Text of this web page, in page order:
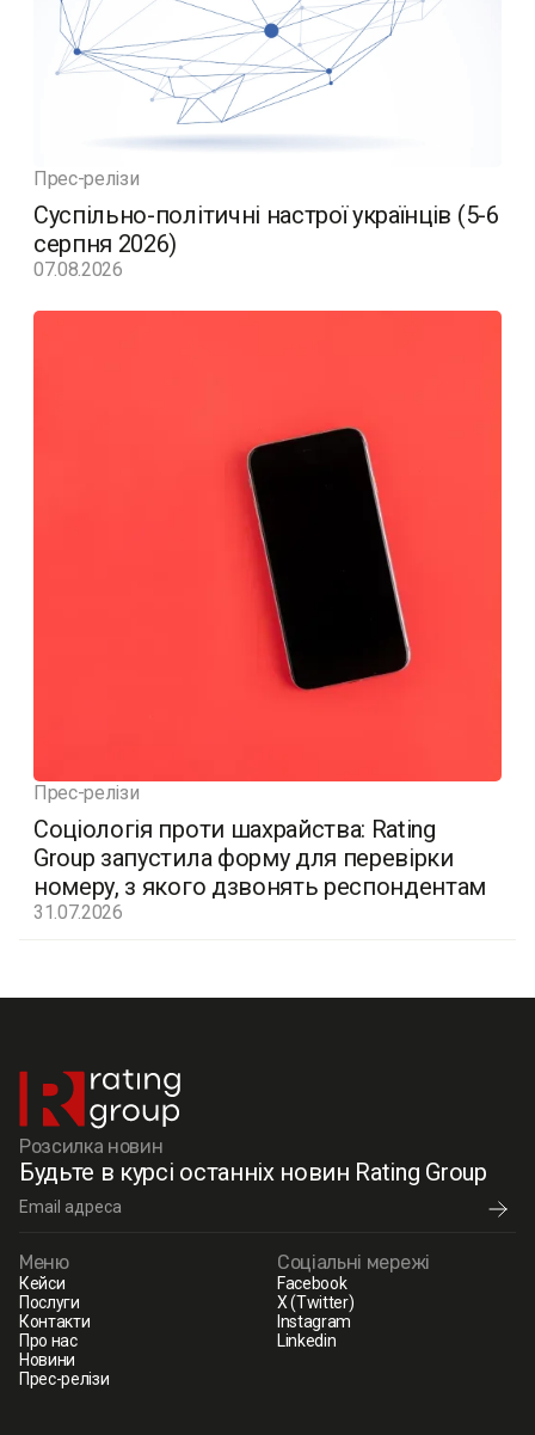
Прес-релізи
Суспільно-політичні настрої українців (5-6
серпня 2026)
07.08.2026
Прес-релізи
Соціологія проти шахрайства: Rating
Group запустила форму для перевірки
номеру, з якого дзвонять респондентам
31.07.2026
Розсилка новин
Будьте в курсі останніх новин Rating Group
Меню
Кейси
Послуги
Контакти
Про нас
Новини
Прес-релізи
Соціальні мережі
Facebook
X (Twitter)
Instagram
Linkedin